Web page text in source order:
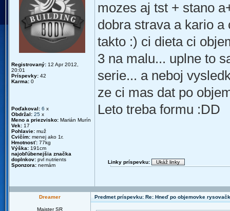
Registrovaný: 12 Apr 2012,
20:01
Príspevky: 42
Karma: 0
Poďakoval: 6 x
Obdržal: 25 x
Meno a priezvisko: Marián Murín
Vek: 17
Pohlavie: muž
Cvičím: menej ako 1r.
Hmotnosť: 77kg
Výška: 191cm
najobľúbenejšia značka
doplnkov: pvl nutrients
Sponzora: nemám
mozes aj tst + stano
dobra strava a kario
takto :) ci dieta ci
3 na malu... uplne to
serie... a neboj
ze ci mas dat po
Leto treba formu :DD
Linky príspevku:
Dreamer Predmet príspevku: Re: Hneď po objemovke
Majster SR